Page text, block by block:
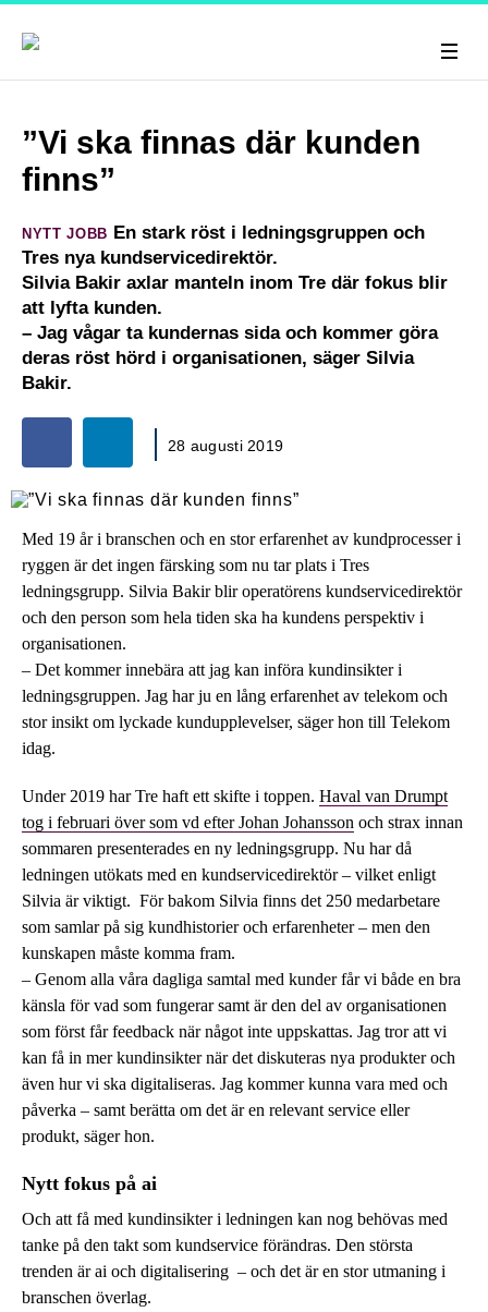
”Vi ska finnas där kunden
finns”
NYTT JOBB En stark röst i ledningsgruppen och
Tres nya kundservicedirektör.
Silvia Bakir axlar manteln inom Tre där fokus blir
att lyfta kunden.
– Jag vågar ta kundernas sida och kommer göra
deras röst hörd i organisationen, säger Silvia
Bakir.
28 augusti 2019
Med 19 år i branschen och en stor erfarenhet av kundprocesser i
ryggen är det ingen färsking som nu tar plats i Tres
ledningsgrupp. Silvia Bakir blir operatörens kundservicedirektör
och den person som hela tiden ska ha kundens perspektiv i
organisationen.
– Det kommer innebära att jag kan införa kundinsikter i
ledningsgruppen. Jag har ju en lång erfarenhet av telekom och
stor insikt om lyckade kundupplevelser, säger hon till Telekom
idag.
Under 2019 har Tre haft ett skifte i toppen. Haval van Drumpt
tog i februari över som vd efter Johan Johansson och strax innan
sommaren presenterades en ny ledningsgrupp. Nu har då
ledningen utökats med en kundservicedirektör – vilket enligt
Silvia är viktigt. För bakom Silvia finns det 250 medarbetare
som samlar på sig kundhistorier och erfarenheter – men den
kunskapen måste komma fram.
– Genom alla våra dagliga samtal med kunder får vi både en bra
känsla för vad som fungerar samt är den del av organisationen
som först får feedback när något inte uppskattas. Jag tror att vi
kan få in mer kundinsikter när det diskuteras nya produkter och
även hur vi ska digitaliseras. Jag kommer kunna vara med och
påverka – samt berätta om det är en relevant service eller
produkt, säger hon.
Nytt fokus på ai
Och att få med kundinsikter i ledningen kan nog behövas med
tanke på den takt som kundservice förändras. Den största
trenden är ai och digitalisering – och det är en stor utmaning i
branschen överlag.